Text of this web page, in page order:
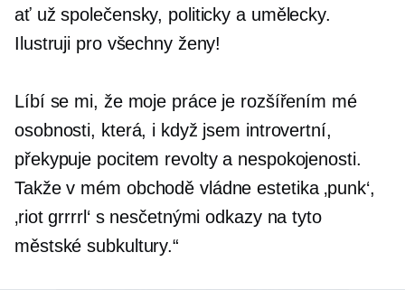
ať už společensky, politicky a umělecky.
Ilustruji pro všechny ženy!
Líbí se mi, že moje práce je rozšířením mé
osobnosti, která, i když jsem introvertní,
překypuje pocitem revolty a nespokojenosti.
Takže v mém obchodě vládne estetika ‚punk‘,
‚riot grrrrl‘ s nesčetnými odkazy na tyto
městské subkultury.“